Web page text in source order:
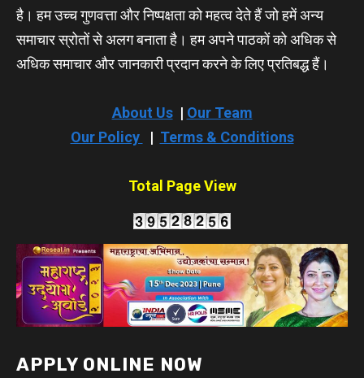
है। हम उच्च गुणवत्ता और निष्पक्षता को महत्व देते हैं जो हमें अन्य
समाचार स्रोतों से अलग बनाता है। हम अपने पाठकों को अधिक से
अधिक समाचार और जानकारी प्रदान करने के लिए प्रतिबद्ध हैं।
About Us| Our Team
Our Policy
| Terms & Conditions
Total Page View
APPLY ONLINE NOW